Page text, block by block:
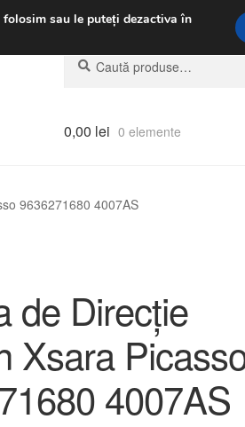
031 229 6816
Caută
după:
Caută
0,00 lei 0 elemente
9636271680 4007AS
de Direcție
Xsara
4007AS
sau le puteți dezactiva în